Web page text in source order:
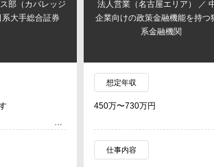
部（カバレッジ
大手総合証券
法人営業（名古屋エリア） ／ 中
企業向けの政策金融機能を持つ
系金融機関
想定年収
450万〜730万円
仕事内容